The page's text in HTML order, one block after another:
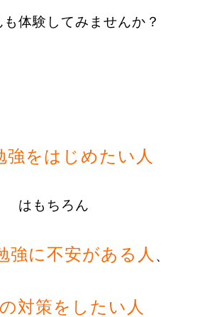
体験してみませんか？
強をはじめたい人
はもちろん
強に不安がある人 、
対策をしたい人